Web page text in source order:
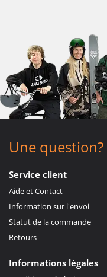
Une question?
Service client
Aide et Contact
Information sur l'envoi
Statut de la commande
Retours
Informations légales